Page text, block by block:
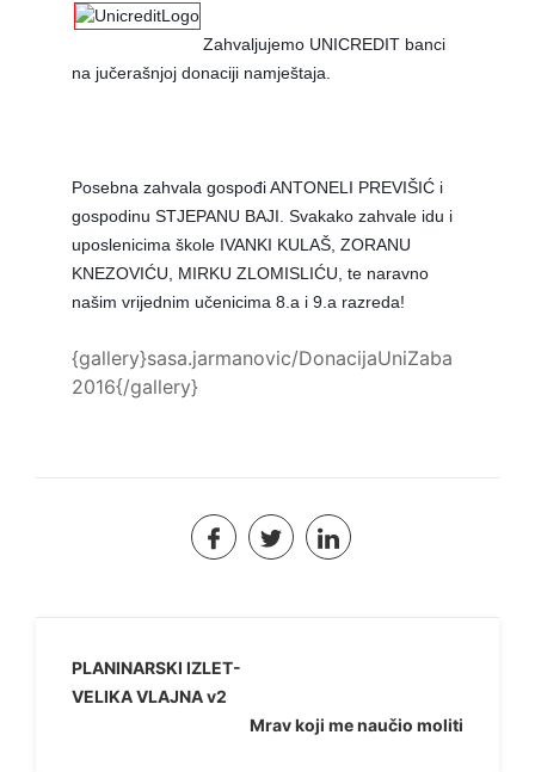
Zahvaljujemo UNICREDIT banci
na jučerašnjoj donaciji namještaja.
Posebna zahvala gospođi ANTONELI PREVIŠIĆ i
gospodinu STJEPANU BAJI. Svakako zahvale idu i
uposlenicima škole IVANKI KULAŠ, ZORANU
KNEZOVIĆU, MIRKU ZLOMISLIĆU, te naravno
našim vrijednim učenicima 8.a i 9.a razreda!
{gallery}sasa.jarmanovic/DonacijaUniZaba
2016{/gallery}
Navigacija
objava
PLANINARSKI IZLET-
VELIKA VLAJNA v2
Mrav koji me naučio moliti